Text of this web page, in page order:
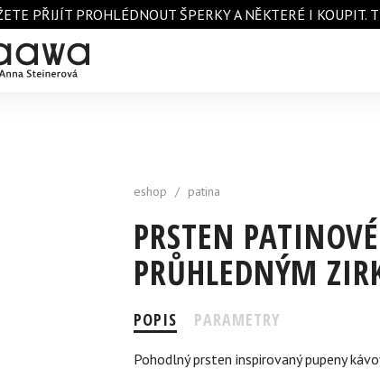
PŘIJÍT PROHLÉDNOUT ŠPERKY A NĚKTERÉ I KOUPIT.
eshop / patina
PRSTEN
PRŮHLEDNÝM
POPIS PARAMETRY
Pohodlný prsten inspirovaný pupeny